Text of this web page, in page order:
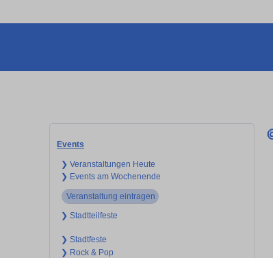
Events
❯ Veranstaltungen Heute
❯ Events am Wochenende
Veranstaltung eintragen
❯ Stadtteilfeste
❯ Stadtfeste
❯ Rock & Pop